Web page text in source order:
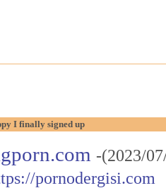
I finally signed up
-(2023/
pornodergisi.com